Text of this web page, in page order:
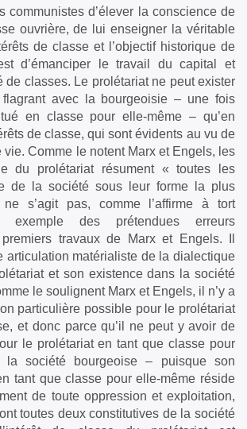
communistes d’élever la conscience de
ouvrière, de lui enseigner la véritable
de classe et l’objectif historique de
d’émanciper le travail du capital et
de classes. Le prolétariat ne peut exister
avec la bourgeoisie – une fois
en classe pour elle-même – qu’en
de classe, qui sont évidents au vu de
Comme le notent Marx et Engels, les
du prolétariat résument « toutes les
de la société sous leur forme la plus
s’agit pas, comme l’affirme à tort
exemple des prétendues erreurs
travaux de Marx et Engels. Il
articulation matérialiste de la dialectique
et son existence dans la société
le soulignent Marx et Engels, il n’y a
particulière possible pour le prolétariat
et donc parce qu’il ne peut y avoir de
le prolétariat en tant que classe pour
la société bourgeoise – puisque son
tant que classe pour elle-même réside
de toute oppression et exploitation,
toutes deux constitutives de la société